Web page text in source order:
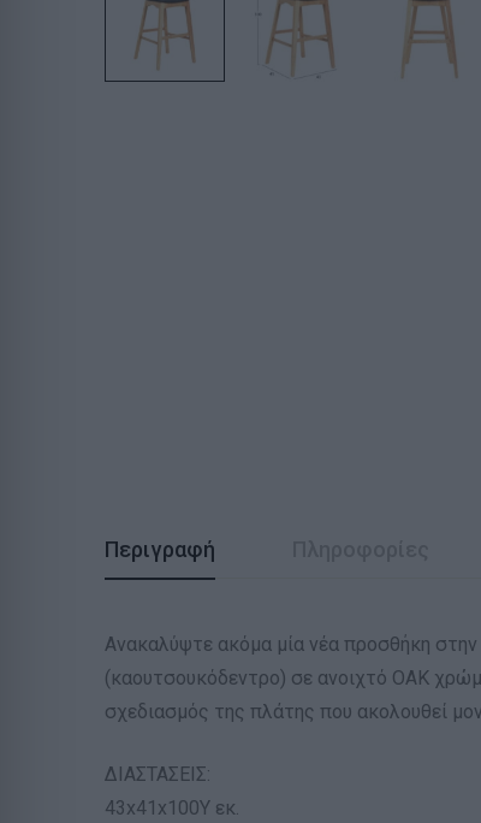
Περιγραφή
Ανακαλύψτε ακόμα μία νέα προσθήκη
(καουτσουκόδεντρο) σε ανοιχτό ΟΑΚ
σχεδιασμός της πλάτης που ακολουθεί
ΔΙΑΣΤΑΣΕΙΣ:
43x41x100Υ εκ.